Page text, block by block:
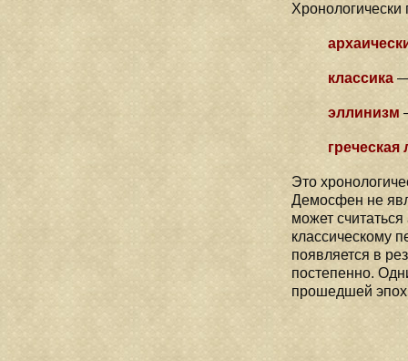
классика —
эллинизм
Это
Демосфен не
может
классическому
появляется в
постепенно.
прошедшей